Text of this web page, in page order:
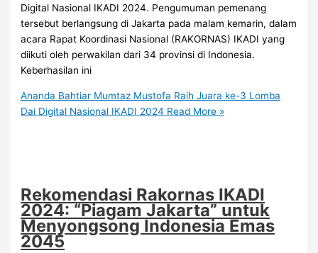
Digital Nasional IKADI 2024. Pengumuman pemenang
tersebut berlangsung di Jakarta pada malam kemarin, dalam
acara Rapat Koordinasi Nasional (RAKORNAS) IKADI yang
diikuti oleh perwakilan dari 34 provinsi di Indonesia.
Keberhasilan ini
Ananda Bahtiar Mumtaz Mustofa Raih Juara ke-3 Lomba
Dai Digital Nasional IKADI 2024 Read More »
Rekomendasi Rakornas IKADI
2024: “Piagam Jakarta” untuk
Menyongsong Indonesia Emas
2045